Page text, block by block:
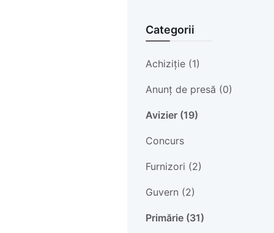
Categorii
Achiziție (1)
Anunț de presă (0)
Avizier (19)
Concurs
Furnizori (2)
Guvern (2)
Primărie (31)